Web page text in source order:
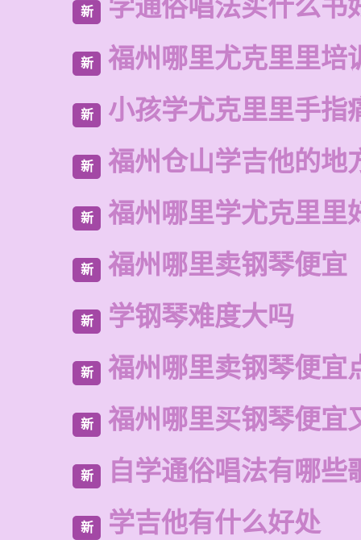
新 学通俗唱法买什么书
新 福州哪里尤克里里培
新 小孩学尤克里里手指
新 福州仓山学吉他的地
新 福州哪里学尤克里里
新 福州哪里卖钢琴便宜
新 学钢琴难度大吗
新 福州哪里卖钢琴便宜
新 福州哪里买钢琴便宜
新 自学通俗唱法有哪些
新 学吉他有什么好处